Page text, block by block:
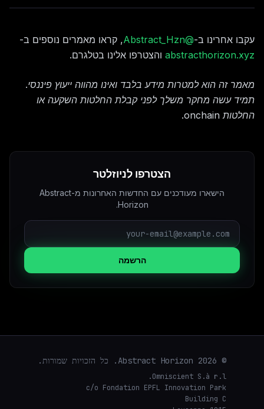
עקבו אחרינו ב-@Abstract_Hzn
, קראו מאמרים נוספים ב-
abstracthorizon.xyz והצטרפו אלינו בטלגרם.
מאמר זה הוא למטרות מידע בלבד ואינו מהווה ייעוץ פיננסי.
תמיד עשה מחקר משלך לפני קבלת החלטות השקעה או
החלטות onchain.
הצטרפו לניוזלטר
הישארו מעודכנים עם החדשות האחרונות מ-Abstract
Horizon.
הרשמה
© 2026 Abstract Horizon. כל הזכויות שמורות.
Omniscient S.à r.l.
c/o Fondation EPFL Innovation Park
Building C